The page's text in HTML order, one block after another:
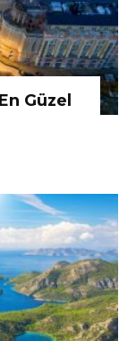
Güzel